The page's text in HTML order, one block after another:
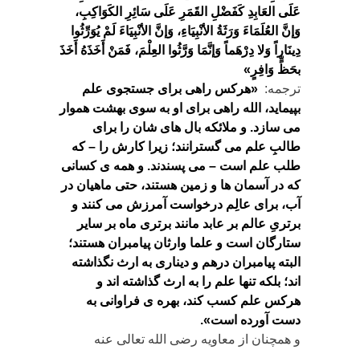
عَلَى العَابِدِ كَفَضْلِ القَمَرِ عَلَى سَائِرِ الكَوَاكِبِ،
وَإنَّ العُلَمَاءَ وَرَثَةُ الأنْبِيَاءِ، وَإنَّ الأنْبِيَاءَ لَمْ يُوَرِّثُوا
دِينَاراً وَلا دِرْهَماً وَإنَّمَا وَرَّثُوا العِلْمَ، فَمَنْ أَخَذَهُ أَخَذَ
بحَظٍّ وَافِرٍ »
ترجمه: «هرکس راهی برای جستجوی علم
بپيمايد، الله راهی برای او به سوی بهشت هموار
می سازد. و ملائکه بال های شان را برای
طالبِ علم می گسترانند؛ زيرا کارش را – که
طلب علم است – می پسندند. و همه ی کسانی
که در آسمان ها و زمين هستند، حتی ماهيان در
آب، برای عالِم درخواست آمرزش می کنند و
برتریِ عالم بر عابد مانند برتری ماه بر ساير
ستارگان است و علما وارثان پيامبران هستند؛
البته پيامبران درهم و ديناری به ارث نگذاشته
اند؛ بلکه تنها علم را به ارث گذاشته اند و
هرکس علم کسب کند، بهره ی فراوانی به
دست آورده است».
و همچنان از معاویه رضی الله تعالی عنه